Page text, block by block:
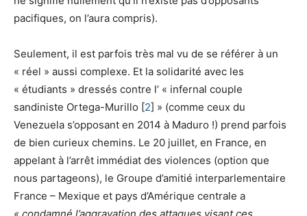
pacifiques, on l’aura compris).
Seulement, il est parfois très mal vu de se référer à un
« réel » aussi complexe. Et la solidarité avec les
« étudiants » dressés contre l’ « infernal couple
sandiniste Ortega-Murillo [2] » (comme ceux du
Venezuela s’opposant en 2014 à Maduro !) prend parfois
de bien curieux chemins. Le 20 juillet, en France, en
appelant à l’arrêt immédiat des violences (option que
nous partageons), le Groupe d’amitié interparlementaire
France – Mexique et pays d’Amérique centrale a
« condamné l’aggravation des attaques visant ces